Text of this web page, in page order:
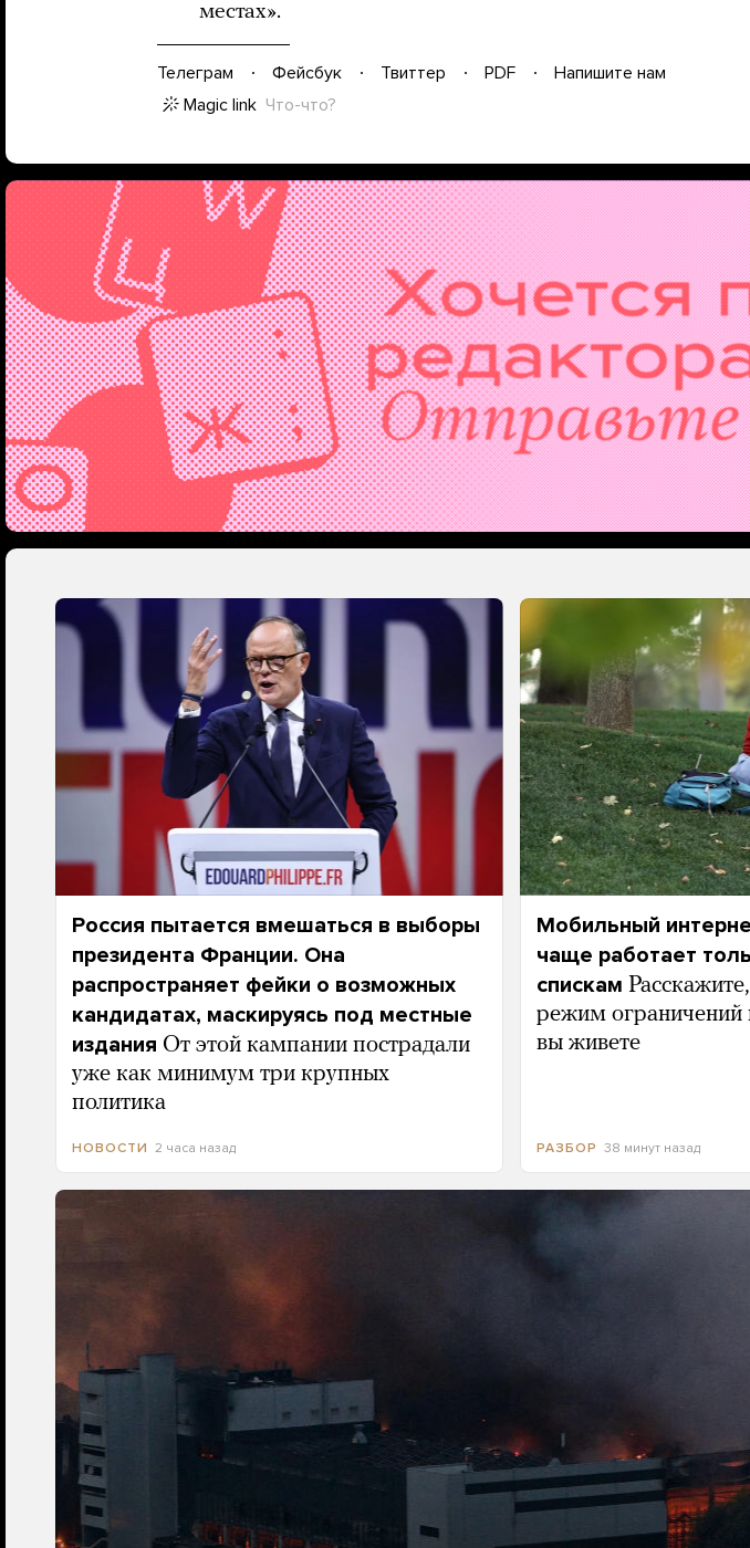
местах».
Телеграм Фейсбук Твиттер PDF
Напишите нам
Magic link Что-что?
Россия пытается вмешаться в выборы
президента Франции. Она
распространяет фейки о возможных
кандидатах, маскируясь под местные
издания От этой кампании пострадали
уже как минимум три крупных
политика
НОВОСТИ 2 часа назад
Мобильный
чаще работает
спискам
режим ограничений
вы живете
РАЗБОР 38 минут назад